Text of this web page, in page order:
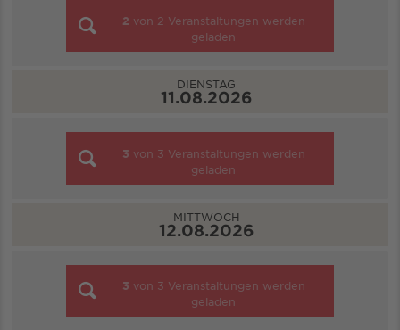
2 von 2 Veranstaltungen werden
geladen
DIENSTAG
11.08.2026
3 von 3 Veranstaltungen werden
geladen
MITTWOCH
12.08.2026
3 von 3 Veranstaltungen werden
geladen